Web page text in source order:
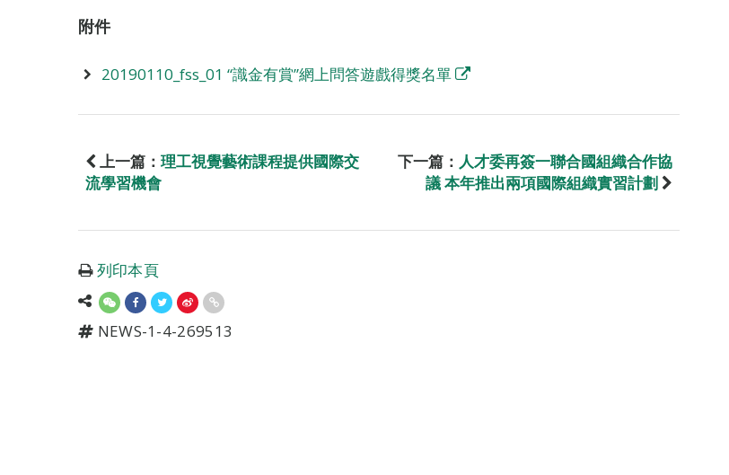
附件
20190110_fss_01 “識金有賞”網上問答遊戲得獎名單
上一篇： 理工視覺藝術課程提供國際交
流學習機會
下一篇： 人才委再簽一聯合國組織合作協
議 本年推出兩項國際組織實習計劃
列印本頁
NEWS-1-4-269513